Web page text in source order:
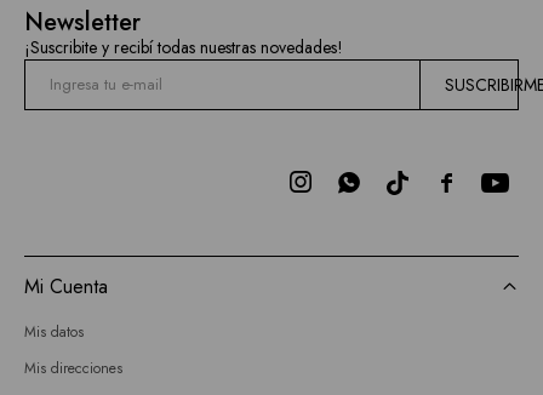
Newsletter
¡Suscribite y recibí todas nuestras novedades!

 
Mi Cuenta
Mis datos
Mis direcciones